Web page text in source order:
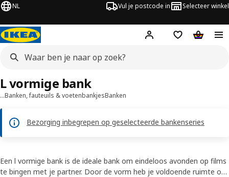
NL Vul je postcode in Selecteer winkel
Hej! Log in
…Banken, fauteuils & voetenbankjesBanken
Bezorging inbegrepen op geselecteerde bankenseries
L vormige bank
Een l vormige bank is de ideale bank om eindeloos avonden op films
te bingen met je partner. Door de vorm heb je voldoende ruimte om